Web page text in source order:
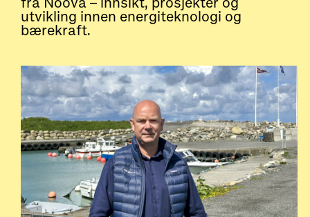
utvikling innen energiteknologi og
bærekraft.